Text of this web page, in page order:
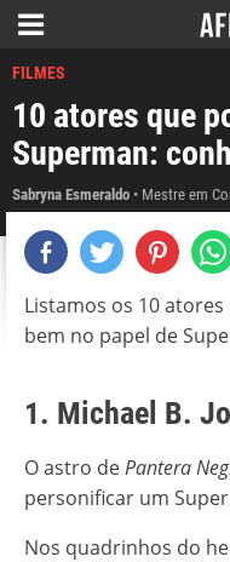
FILMES
10 atores que
Superman:
Sabryna Esmeraldo Mestre em
Listamos os 10
bem no papel de
1. Michael B.
O astro dePantera
personificar um
Nos quadrinhos do